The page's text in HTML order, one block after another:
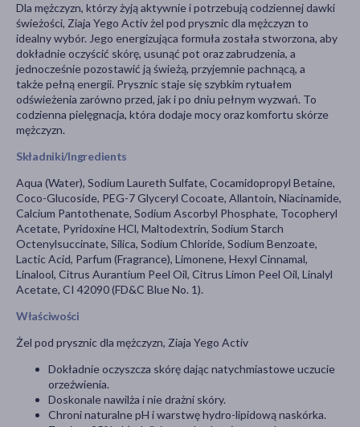
Dla mężczyzn, którzy żyją aktywnie i potrzebują codziennej dawki
świeżości, Ziaja Yego Activ żel pod prysznic dla mężczyzn to
idealny wybór. Jego energizująca formuła została stworzona, aby
dokładnie oczyścić skórę, usunąć pot oraz zabrudzenia, a
jednocześnie pozostawić ją świeżą, przyjemnie pachnącą, a
także pełną energii. Prysznic staje się szybkim rytuałem
odświeżenia zarówno przed, jak i po dniu pełnym wyzwań. To
codzienna pielęgnacja, która dodaje mocy oraz komfortu skórze
mężczyzn.
Składniki/Ingredients
Aqua (Water), Sodium Laureth Sulfate, Cocamidopropyl Betaine,
Coco-Glucoside, PEG-7 Glyceryl Cocoate, Allantoin, Niacinamide,
Calcium Pantothenate, Sodium Ascorbyl Phosphate, Tocopheryl
Acetate, Pyridoxine HCl, Maltodextrin, Sodium Starch
Octenylsuccinate, Silica, Sodium Chloride, Sodium Benzoate,
Lactic Acid, Parfum (Fragrance), Limonene, Hexyl Cinnamal,
Linalool, Citrus Aurantium Peel Oil, Citrus Limon Peel Oil, Linalyl
Acetate, CI 42090 (FD&C Blue No. 1).
Właściwości
Żel pod prysznic dla mężczyzn, Ziaja Yego Activ
Dokładnie oczyszcza skórę dając natychmiastowe uczucie
orzeźwienia.
Doskonale nawilża i nie drażni skóry.
Chroni naturalne pH i warstwę hydro-lipidową naskórka.